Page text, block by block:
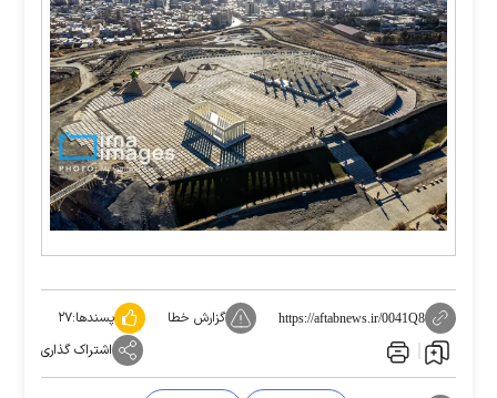
https://aftabnews.ir/0041Q8 گزارش خطا پسندها:۲۷
اشتراک گذاری